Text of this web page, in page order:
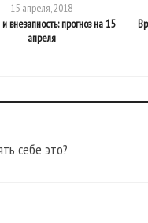
15 апреля, 2018
внезапность: прогноз на 15
апреля
себе это?